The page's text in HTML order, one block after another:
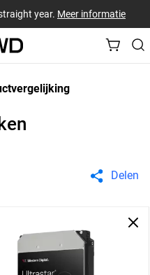
year. Meer informatie
Delen